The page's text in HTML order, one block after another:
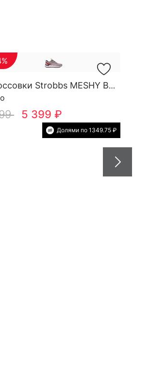
Кроссовки Strobbs MESHY BASE M 3931-25
5 399 ₽
Долями по 1349.75 ₽